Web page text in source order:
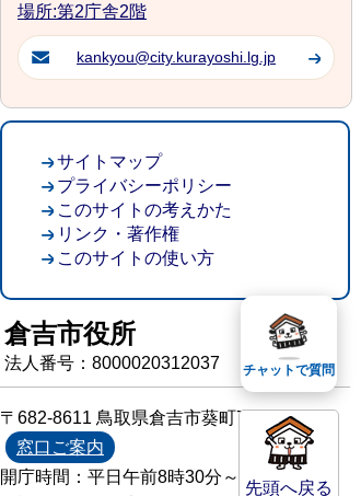
場所:第2庁舎2階
kankyou@city.kurayoshi.lg.jp
先頭へ戻る
サイトマップ
プライバシーポリシー
このサイトの考えかた
リンク・著作権
このサイトの使い方
倉吉市役所
法人番号：8000020312037
〒682-8611 鳥取県倉吉市葵町722
窓口ご案内
開庁時間：平日午前8時30分～午後5時15分
チャットで質問